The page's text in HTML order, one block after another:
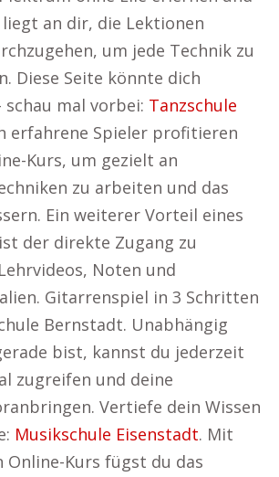
an dir, die Lektionen
um jede Technik zu
Diese Seite könnte dich
mal vorbei: Tanzschule
erfahrene Spieler profitieren
Kurs, um gezielt an
zu arbeiten und das
Ein weiterer Vorteil eines
der direkte Zugang zu
Noten und
Gitarrenspiel in 3 Schritten
Bernstadt. Unabhängig
bist, kannst du jederzeit
zugreifen und deine
Vertiefe dein Wissen
Musikschule Eisenstadt. Mit
Online-Kurs fügst du das